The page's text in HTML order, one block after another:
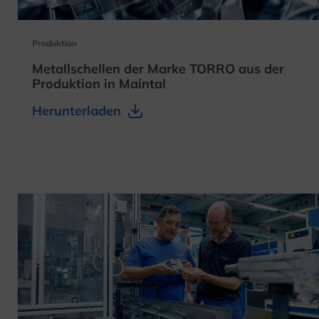
Produktion
Metallschellen der Marke TORRO aus der
Produktion in Maintal
wird in einer neuen Registerkarte geöffnet
wird in einer neuen Registerkarte geöffnet
Herunterladenwird in einer neuen Registerkarte